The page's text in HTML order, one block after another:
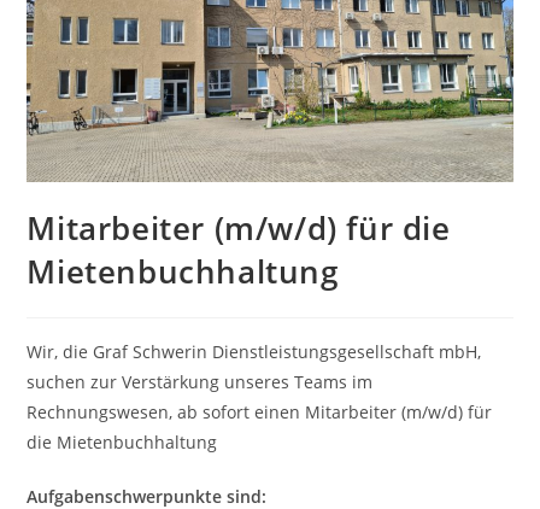
Mitarbeiter (m/w/d) für die
Mietenbuchhaltung
Wir, die Graf Schwerin Dienstleistungsgesellschaft mbH,
suchen zur Verstärkung unseres Teams im
Rechnungswesen, ab sofort einen Mitarbeiter (m/w/d) für
die Mietenbuchhaltung
Aufgabenschwerpunkte sind: